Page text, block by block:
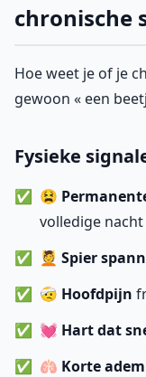
chronische
Hoe weet je of je
gewoon « een
Fysieke
😫
volledige nacht
💆 Spier
🤕 Hoofdpijn
💓 Hart dat
🫁 Korte